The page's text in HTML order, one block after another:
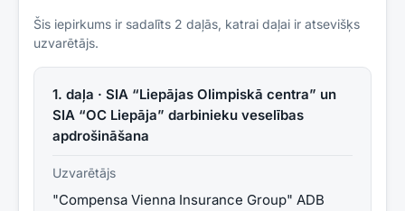
Šis iepirkums ir sadalīts 2 daļās, katrai daļai ir atsevišķs
uzvarētājs.
1. daļa · SIA “Liepājas Olimpiskā centra” un
SIA “OC Liepāja” darbinieku veselības
apdrošināšana
Uzvarētājs
"Compensa Vienna Insurance Group" ADB